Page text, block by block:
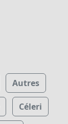
Autres
Céleri